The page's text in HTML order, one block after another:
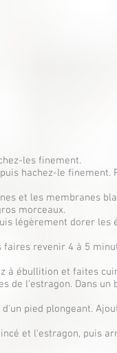
les finement.
hachez-le finement.
et les membranes
morceaux.
légèrement dorer les
faires revenir 4 à 5
à ébullition et faites
de l'estragon. Dans un
pied plongeant.
et l'estragon, puis